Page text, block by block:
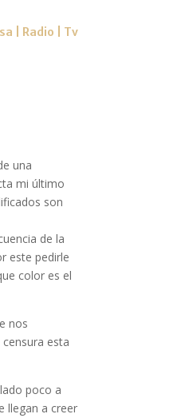
| Radio | Tv
una
mi último
son
de la
este pedirle
color es el
nos
esta
poco a
llegan a creer